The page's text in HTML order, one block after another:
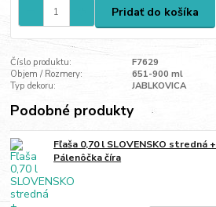
Pridať do košíka
Číslo produktu:
F7629
Objem / Rozmery:
651-900 ml
Typ dekoru:
JABLKOVICA
Podobné produkty
Fľaša 0,70 l SLOVENSKO stredná +
Pálenôčka číra